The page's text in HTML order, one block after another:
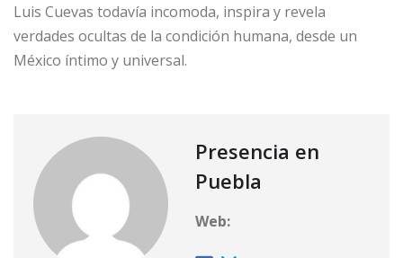
Luis Cuevas todavía incomoda, inspira y revela
verdades ocultas de la condición humana, desde un
México íntimo y universal.
Presencia en
Puebla
Web: